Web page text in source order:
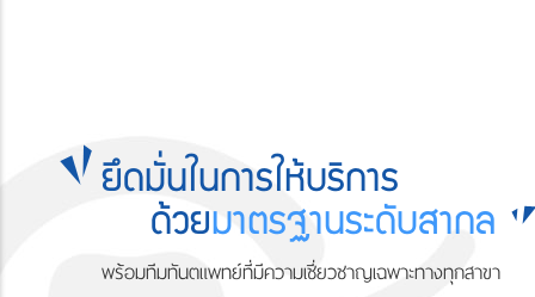
Smile
Central
Global
Article
ยึดมั่นในการให้บริการ
ด้วยมาตรฐานระดับสากล
พร้อมทีมทันตแพทย์ที่มีความเชี่ยวชาญเฉพาะทางทุกสาขา